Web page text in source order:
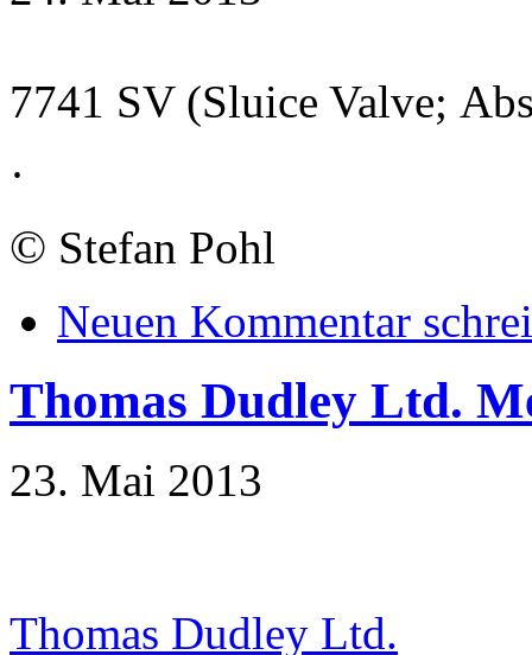
7741 SV (Sluice Valve;
·
© Stefan Pohl
Neuen Kommentar
Thomas Dudley Ltd.
23. Mai 2013
Thomas Dudley Ltd.